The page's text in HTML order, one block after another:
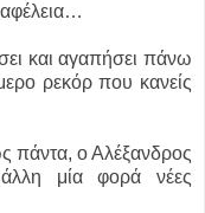
και αγαπήσει πάνω
ρεκόρ που κανείς
πάντα, ο Αλέξανδρος
μία φορά νέες